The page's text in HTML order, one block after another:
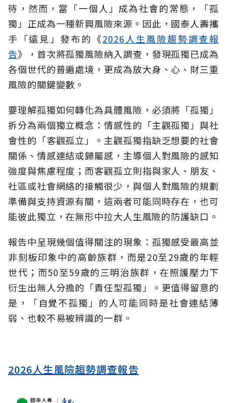
待，然而，當「一個人」成為社會的常態，「孤
獨」正成為一種新興風險來源。因此，國泰人壽攜
手「遠見」發布的《2026人生風險趨勢調查報
告》，首次將孤獨風險納入調查，發現孤獨已成為
各個世代的普遍處境，更成為放大身、心、財三重
風險的關鍵變數。
要理解孤獨如何轉化為具體風險，必須將「孤獨」
拆分為兩個獨立概念：情感性的「主觀孤獨」與社
會性的「客觀孤立」。主觀孤獨指缺乏想要的社會
關係、情感連結或歸屬感，主導個人對風險的感知
強度與焦慮程度；而客觀孤立則指與家人、朋友、
社區或社會網絡的接觸很少，與個人對風險的規劃
準備與支持資源有關，這兩者可能同時存在，也可
能彼此獨立，在無形中拉大人生風險的防護缺口。
報告中呈現幾個值得關注的現象：孤獨感受最高並
非刻板印象中的高齡族群，而是20至29歲的年輕
世代；而50至59歲的三明治族群，在照護壓力下
衍生出無人分擔的「責任型孤獨」。更值得留意的
是，「自覺不孤獨」的人可能同時是社會連結薄
弱、也較不易被辨識的一群。
2026人生風險趨勢調查報告